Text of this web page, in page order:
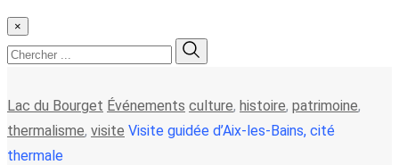
×
Lac du Bourget Événements culture, histoire, patrimoine,
thermalisme, visite Visite guidée d’Aix-les-Bains, cité
thermale